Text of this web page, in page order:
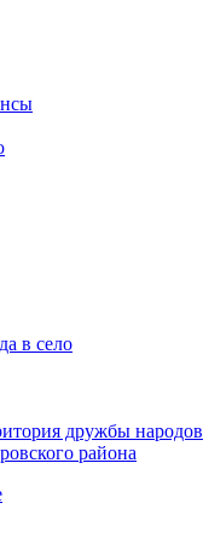
в село
дружбы народов
района